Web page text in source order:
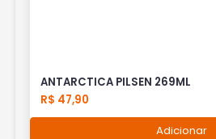
ANTARCTICA PILSEN 269ML
R$ 47,90
Adicionar